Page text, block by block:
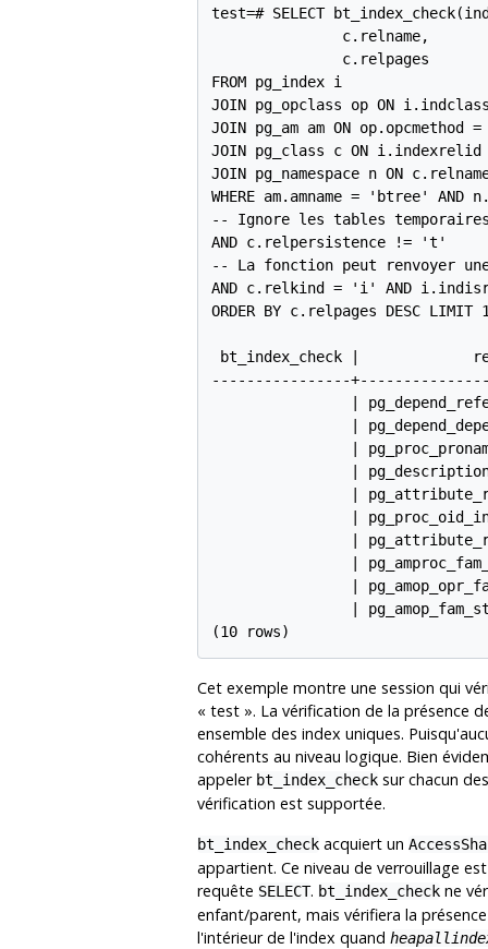
test=# SELECT
               c.relname,
               c.relpages
FROM pg_index i
JOIN pg_opclass op ON
JOIN pg_am am ON op.opcmethod
JOIN pg_class c ON
JOIN pg_namespace n ON
WHERE am.amname = 'btree'
-- Ignore les tables
AND c.relpersistence != 't'
-- La fonction peut renvoyer
AND c.relkind = 'i' AND
ORDER BY c.relpages DESC LIMIT
bt_index_check |
----------------
|
|
|
|
|
|
|
|
|
|
Cet exemple montre une session qui
« test». La vérification de la présence
ensemble des index uniques.
cohérents au niveau logique. Bien
appeler bt_index_checksur chacun
vérification est supportée.
bt_index_checkacquiert un
appartient. Ce niveau de verrouillage
requête SELECT. bt_index_checkne
enfant/parent, mais vérifiera la
l'intérieur de l'index quand